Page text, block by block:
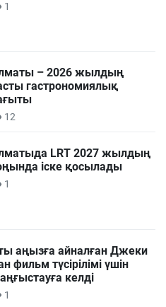
1
– 2026 жылдың
гастрономиялық
12
LRT 2027 жылдың
іске қосылады
1
аңызға айналған Джеки
фильм түсірілімі үшін
келді
1